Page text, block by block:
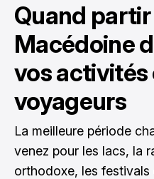
Quand partir
Macédoine
vos
voyageurs
La meilleure période
venez pour les lacs, la
orthodoxe, les